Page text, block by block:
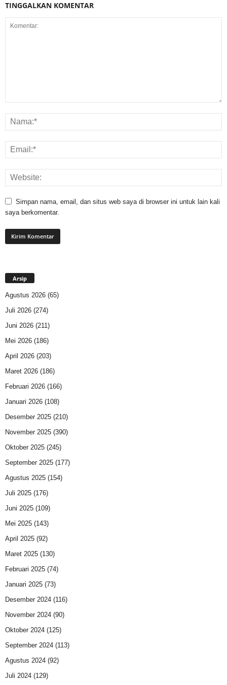
TINGGALKAN KOMENTAR
Simpan nama, email, dan situs web saya di browser ini untuk lain kali
saya berkomentar.
Arsip
Agustus 2026 (65)
Juli 2026 (274)
Juni 2026 (211)
Mei 2026 (186)
April 2026 (203)
Maret 2026 (186)
Februari 2026 (166)
Januari 2026 (108)
Desember 2025 (210)
November 2025 (390)
Oktober 2025 (245)
September 2025 (177)
Agustus 2025 (154)
Juli 2025 (176)
Juni 2025 (109)
Mei 2025 (143)
April 2025 (92)
Maret 2025 (130)
Februari 2025 (74)
Januari 2025 (73)
Desember 2024 (116)
November 2024 (90)
Oktober 2024 (125)
September 2024 (113)
Agustus 2024 (92)
Juli 2024 (129)